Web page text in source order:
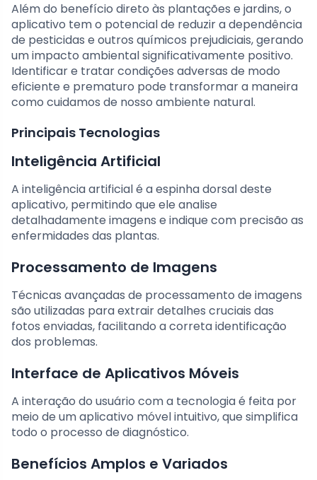
Além do benefício direto às plantações e jardins, o
aplicativo tem o potencial de reduzir a dependência
de pesticidas e outros químicos prejudiciais, gerando
um impacto ambiental significativamente positivo.
Identificar e tratar condições adversas de modo
eficiente e prematuro pode transformar a maneira
como cuidamos de nosso ambiente natural.
Principais Tecnologias
Inteligência Artificial
A inteligência artificial é a espinha dorsal deste
aplicativo, permitindo que ele analise
detalhadamente imagens e indique com precisão as
enfermidades das plantas.
Processamento de Imagens
Técnicas avançadas de processamento de imagens
são utilizadas para extrair detalhes cruciais das
fotos enviadas, facilitando a correta identificação
dos problemas.
Interface de Aplicativos Móveis
A interação do usuário com a tecnologia é feita por
meio de um aplicativo móvel intuitivo, que simplifica
todo o processo de diagnóstico.
Benefícios Amplos e Variados